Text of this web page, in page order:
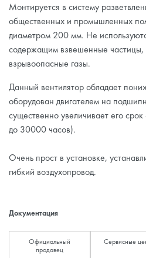
Монтируется в систему
общественных и промышленных
диаметром 200 мм. Не
содержащим взвешенные частицы,
взрывоопасные газы.
Данный вентилятор обладает
оборудован двигателем на
существенно увеличивает его
до 30000 часов).
Очень прост в установке,
гибкий воздухопровод.
Документация
Официальный
продавец
Сервисные